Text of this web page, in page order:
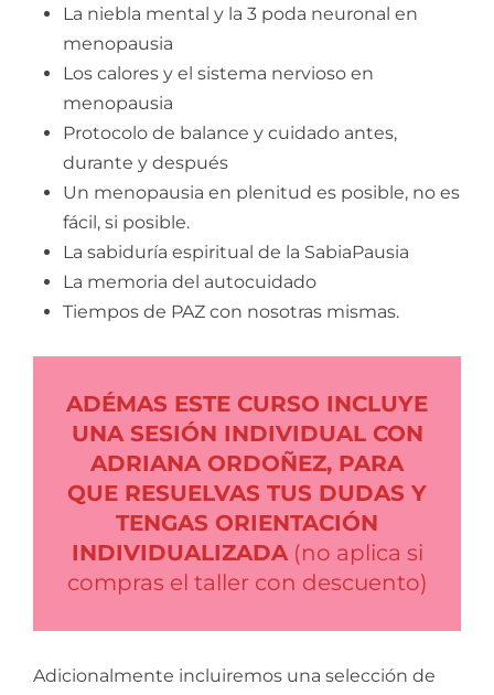
La niebla mental y la 3 poda neuronal en
menopausia
Los calores y el sistema nervioso en
menopausia
Protocolo de balance y cuidado antes,
durante y después
Un menopausia en plenitud es posible, no es
fácil, si posible.
La sabiduría espiritual de la SabiaPausia
La memoria del autocuidado
Tiempos de PAZ con nosotras mismas.
ADÉMAS ESTE CURSO INCLUYE
UNA SESIÓN INDIVIDUAL CON
ADRIANA ORDOÑEZ, PARA
QUE RESUELVAS TUS DUDAS Y
TENGAS ORIENTACIÓN
INDIVIDUALIZADA(no aplica si
compras el taller con descuento)
Adicionalmente incluiremos una selección de